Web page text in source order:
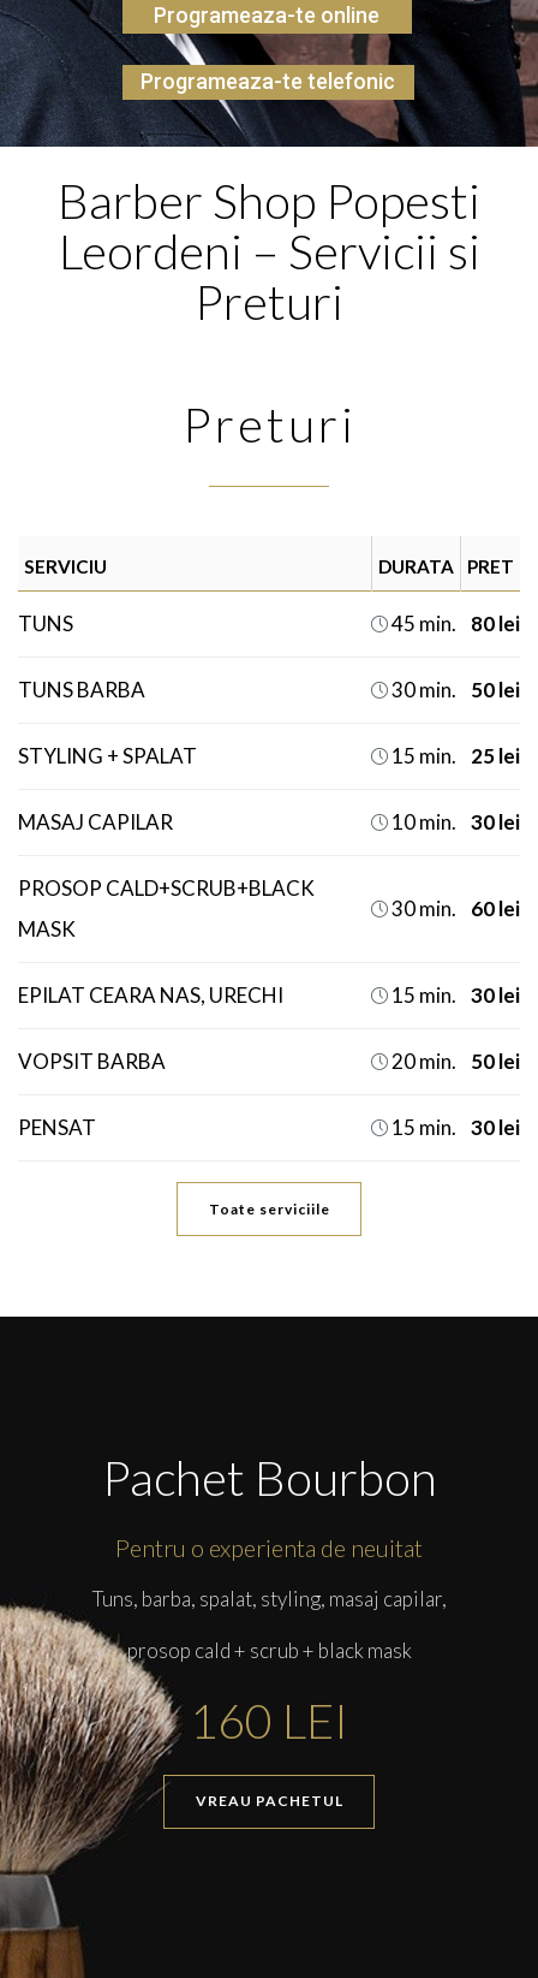
Programeaza-te telefonic
Programeaza-te online
Barber Shop Popesti
Leordeni – Servicii si
Preturi
Preturi
SERVICIU DURATA PRET
TUNS  45 min. 80 lei
TUNS BARBA  30 min. 50 lei
STYLING + SPALAT  15 min. 25 lei
MASAJ CAPILAR  10 min. 30 lei
PROSOP CALD+SCRUB+BLACK
MASK
 30 min. 60 lei
EPILAT CEARA NAS, URECHI  15 min. 30 lei
VOPSIT BARBA  20 min. 50 lei
PENSAT  15 min. 30 lei
Toate serviciile
Pachet Bourbon
Pentru o experienta de neuitat
Tuns, barba, spalat, styling, masaj capilar,
prosop cald + scrub + black mask
160 LEI
VREAU PACHETUL